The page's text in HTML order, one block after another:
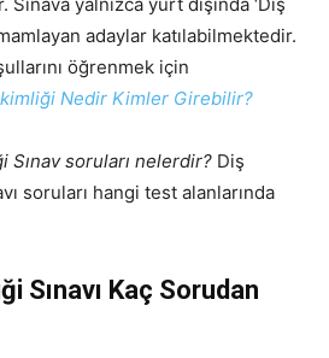
adaylar katılabilmektedir.
öğrenmek için
Nedir Kimler Girebilir?
Sınav soruları nelerdir? Diş
soruları hangi test alanlarında
Sınavı Kaç Sorudan